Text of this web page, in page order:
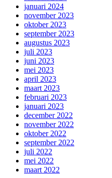
januari 2024
november 2023
oktober 2023
september 2023
augustus 2023
juli 2023
juni 2023
mei 2023
april 2023
maart 2023
februari 2023
januari 2023
december 2022
november 2022
oktober 2022
september 2022
juli 2022
mei 2022
maart 2022